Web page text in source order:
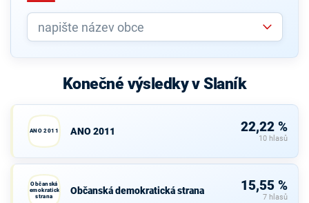
Konečné výsledky v Slaník
ANO 2011 ANO 2011 22,22 %
10 hlasů
Občanská
demokratická
strana
Občanská demokratická strana 15,55 %
7 hlasů